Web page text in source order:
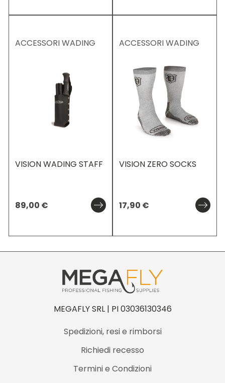
ACCESSORI WADING
VISION WADING STAFF
89,00 €
ACCESSORI WADING
VISION ZERO SOCKS
17,90 €
MEGAFLY SRL | PI 03036130346
Spedizioni, resi e rimborsi
Richiedi recesso
Termini e Condizioni